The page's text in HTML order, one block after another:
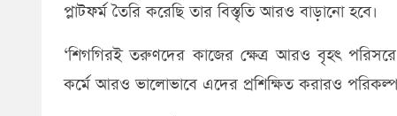
প্লাটফর্ম তৈরি করেছি তার বিস্তৃতি আরও বাড়ানো হবে।
‘শিগগিরই তরুণদের কাজের ক্ষেত্র আরও বৃহৎ পরিসরে
কর্মে আরও ভালোভাবে এদের প্রশিক্ষিত করারও